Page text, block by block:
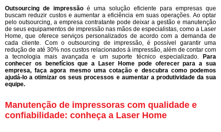
Outsourcing de impressão é uma solução eficiente para empresas que
buscam reduzir custos e aumentar a eficiência em suas operações. Ao optar
pelo outsourcing, a empresa contratante pode deixar a gestão e manutenção
de seus equipamentos de impressão nas mãos de especialistas, como a Laser
Home, que oferece serviços personalizados de acordo com a demanda de
cada cliente. Com o outsourcing de impressão, é possível garantir uma
redução de até 30% nos custos relacionados à impressão, além de contar com
a tecnologia mais avançada e um suporte técnico especializado. Para
conhecer os benefícios que a Laser Home pode oferecer para a sua
empresa, faça agora mesmo uma cotação e descubra como podemos
ajudá-lo a otimizar os seus processos e aumentar a produtividade da sua
equipe.
Manutenção de impressoras com qualidade e
confiabilidade: conheça a Laser Home